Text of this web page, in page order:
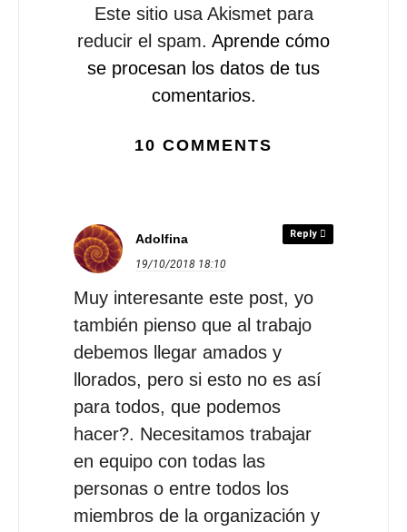
Este sitio usa Akismet para
reducir el spam. Aprende cómo
se procesan los datos de tus
comentarios.
10 COMMENTS
Reply
Adolfina
19/10/2018 18:10
Muy interesante este post, yo
también pienso que al trabajo
debemos llegar amados y
llorados, pero si esto no es así
para todos, que podemos
hacer?. Necesitamos trabajar
en equipo con todas las
personas o entre todos los
miembros de la organización y